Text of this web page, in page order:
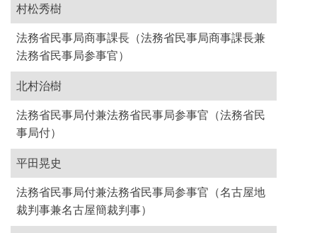
村松秀樹
法務省民事局商事課長（法務省民事局商事課長兼
法務省民事局参事官）
北村治樹
法務省民事局付兼法務省民事局参事官（法務省民
事局付）
平田晃史
法務省民事局付兼法務省民事局参事官（名古屋地
裁判事兼名古屋簡裁判事）